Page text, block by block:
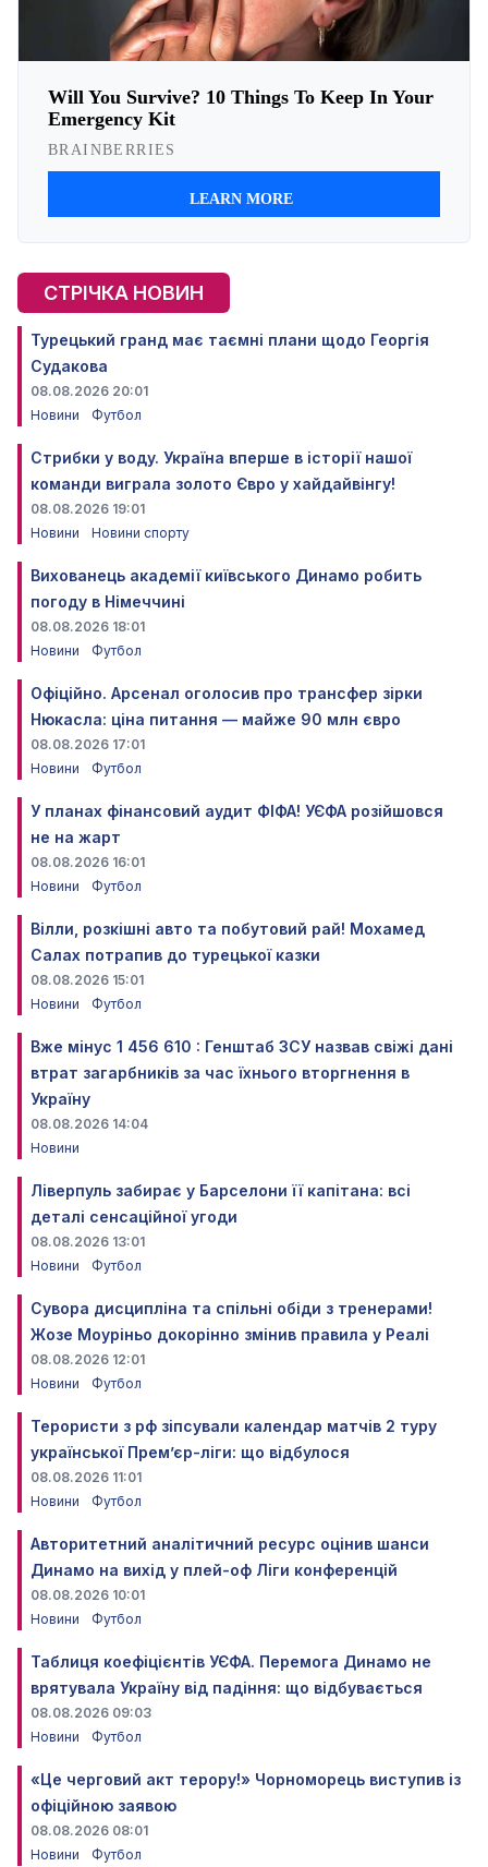
СТРІЧКА НОВИН
Турецький гранд має таємні плани щодо Георгія
Судакова
08.08.2026 20:01
Новини
Футбол
Стрибки у воду. Україна вперше в історії нашої
команди виграла золото Євро у хайдайвінгу!
08.08.2026 19:01
Новини
Новини спорту
Вихованець академії київського Динамо робить
погоду в Німеччині
08.08.2026 18:01
Новини
Футбол
Офіційно. Арсенал оголосив про трансфер зірки
Нюкасла: ціна питання — майже 90 млн євро
08.08.2026 17:01
Новини
Футбол
У планах фінансовий аудит ФІФА! УЄФА розійшовся
не на жарт
08.08.2026 16:01
Новини
Футбол
Вілли, розкішні авто та побутовий рай! Мохамед
Салах потрапив до турецької казки
08.08.2026 15:01
Новини
Футбол
Вже мінус 1 456 610 : Генштаб ЗСУ назвав свіжі дані
втрат загарбників за час їхнього вторгнення в
Україну
08.08.2026 14:04
Новини
Ліверпуль забирає у Барселони її капітана: всі
деталі сенсаційної угоди
08.08.2026 13:01
Новини
Футбол
Сувора дисципліна та спільні обіди з тренерами!
Жозе Моуріньо докорінно змінив правила у Реалі
08.08.2026 12:01
Новини
Футбол
Терористи з рф зіпсували календар матчів 2 туру
української Прем’єр-ліги: що відбулося
08.08.2026 11:01
Новини
Футбол
Авторитетний аналітичний ресурс оцінив шанси
Динамо на вихід у плей-оф Ліги конференцій
08.08.2026 10:01
Новини
Футбол
Таблиця коефіцієнтів УЄФА. Перемога Динамо не
врятувала Україну від падіння: що відбувається
08.08.2026 09:03
Новини
Футбол
«Це черговий акт терору!» Чорноморець виступив із
офіційною заявою
08.08.2026 08:01
Новини
Футбол